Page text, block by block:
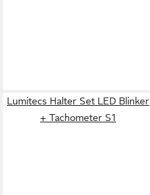
Lumitecs Halter Set LED Blinker
+ Tachometer S1